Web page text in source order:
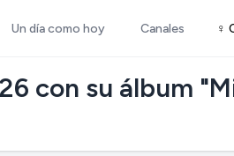
Un día como hoy Canales ♀
con su álbum